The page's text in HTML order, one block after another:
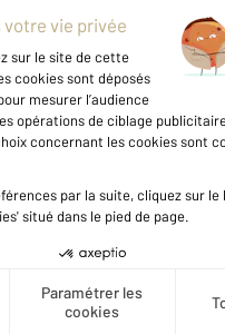
Créer une alerte
maison à colombages
à GouffernenAuge, à
où vous trouverez
services. La pièce de vie
un jardin ...